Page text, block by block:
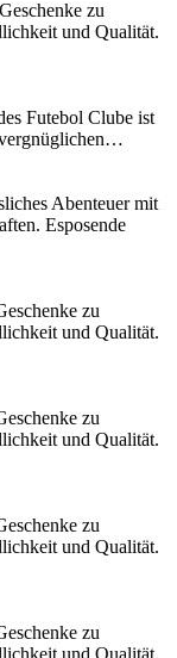
zu
und Qualität.
Futebol Clube ist
Abenteuer mit
Esposende
zu
und Qualität.
zu
und Qualität.
zu
und Qualität.
zu
und Qualität.